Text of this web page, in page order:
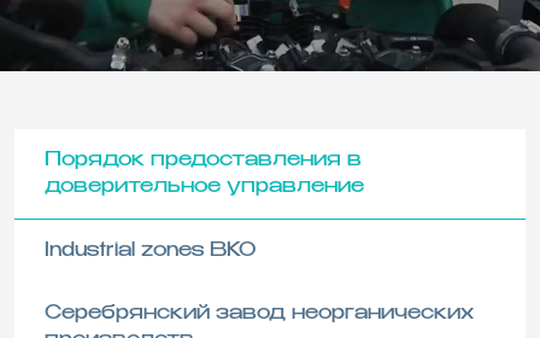
Порядок предоставления в
доверительное управление
Industrial zones BKO
Серебрянский завод неорганических